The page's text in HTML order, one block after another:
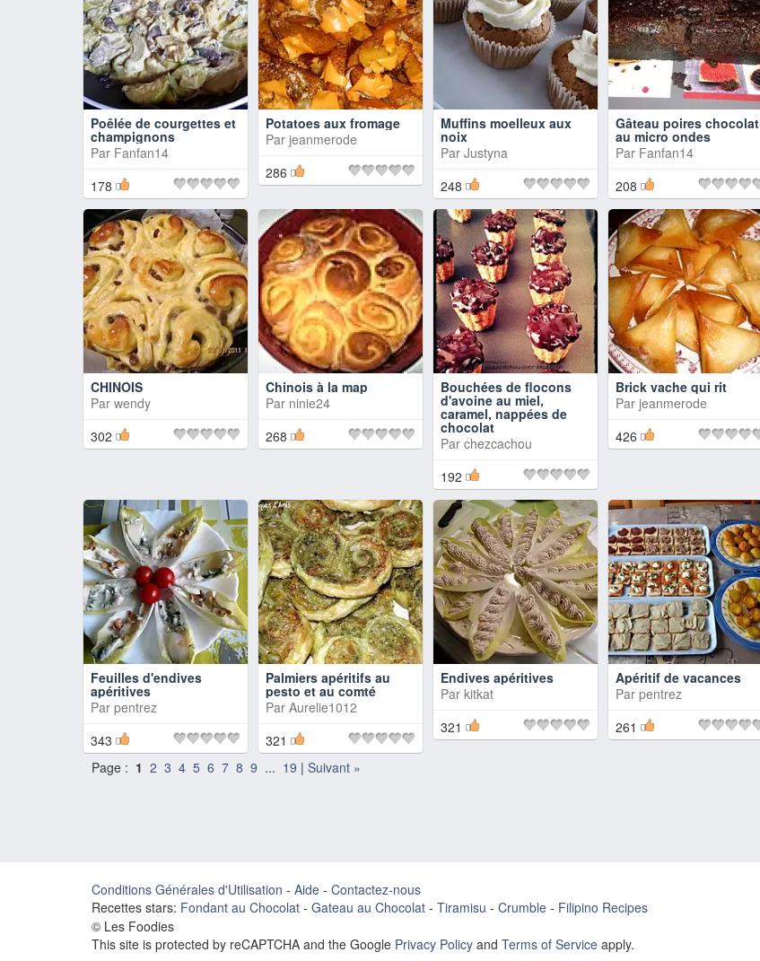
Poêlée de courgettes et
champignons
Par Fanfan14
178
Potatoes aux fromage
Par jeanmerode
286
Muffins moelleux aux
noix
Par Justyna
248
Gâteau poires chocolat
au micro ondes
Par Fanfan14
208
CHINOIS
Par wendy
302
Chinois à la map
Par ninie24
268
Bouchées de flocons
d'avoine au miel,
caramel, nappées de
chocolat
Par chezcachou
192
Brick vache qui rit
Par jeanmerode
426
Feuilles d'endives
apéritives
Par pentrez
343
Palmiers apéritifs au
pesto et au comté
Par Aurelie1012
321
Endives apéritives
Par kitkat
321
Apéritif de vacances
Par pentrez
261
Page : 1 2 3 4 5 6 7 8 9 ... 19 | Suivant »
Conditions Générales d'Utilisation - Aide - Contactez-nous
Recettes stars: Fondant au Chocolat - Gateau au Chocolat - Tiramisu - Crumble - Filipino Recipes
© Les Foodies
This site is protected by reCAPTCHA and the Google Privacy Policy and Terms of Service apply.